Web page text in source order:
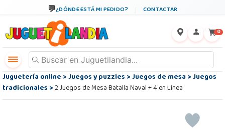
¿DÓNDE ESTÁ MI PEDIDO? CONTACTAR
0
Juguetería online>Juegos y puzzles>Juegos de mesa>Juegos
tradicionales>2 Juegos de Mesa Batalla Naval + 4 en Línea